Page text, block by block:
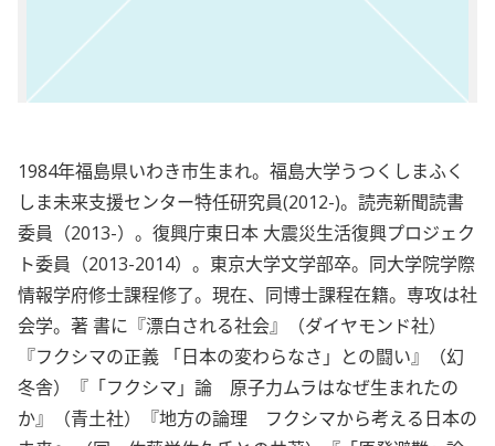
1984年福島県いわき市生まれ。福島大学うつくしまふく
しま未来支援センター特任研究員(2012-)。読売新聞読書
委員（2013-）。復興庁東日本 大震災生活復興プロジェク
ト委員（2013-2014）。東京大学文学部卒。同大学院学際
情報学府修士課程修了。現在、同博士課程在籍。専攻は社
会学。著 書に『漂白される社会』（ダイヤモンド社）
『フクシマの正義 「日本の変わらなさ」との闘い』（幻
冬舎）『「フクシマ」論 原子力ムラはなぜ生まれたの
か』（青土社）『地方の論理 フクシマから考える日本の